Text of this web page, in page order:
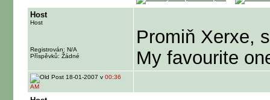
Host
Host
Registrován: N/A
Příspěvků: Žádné
Promiň Xerxe,
My favourite
18-01-2007 v 00:36
AM